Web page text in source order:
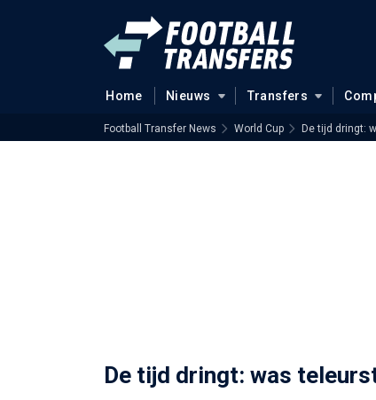
Home Nieuws Transfers
Football Transfer News World Cup De tijd dringt:
De tijd dringt: was